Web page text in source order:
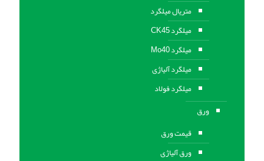
متریال میلگرد
میلگرد CK45
میلگرد Mo40
میلگرد آلیاژی
میلگرد فولاد
ورق
قیمت ورق
ورق آلیاژی